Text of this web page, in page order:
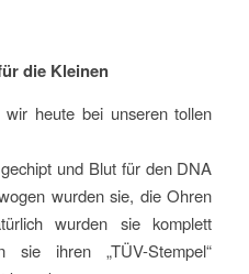
die Kleinen
heute bei unseren tollen
und Blut für den DNA
wurden sie, die Ohren
wurden sie komplett
sie ihren „TÜV-Stempel“